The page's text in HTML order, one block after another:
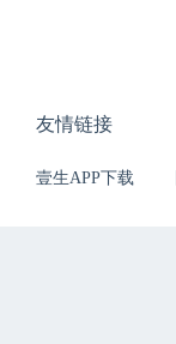
友情链接
壹生APP下载